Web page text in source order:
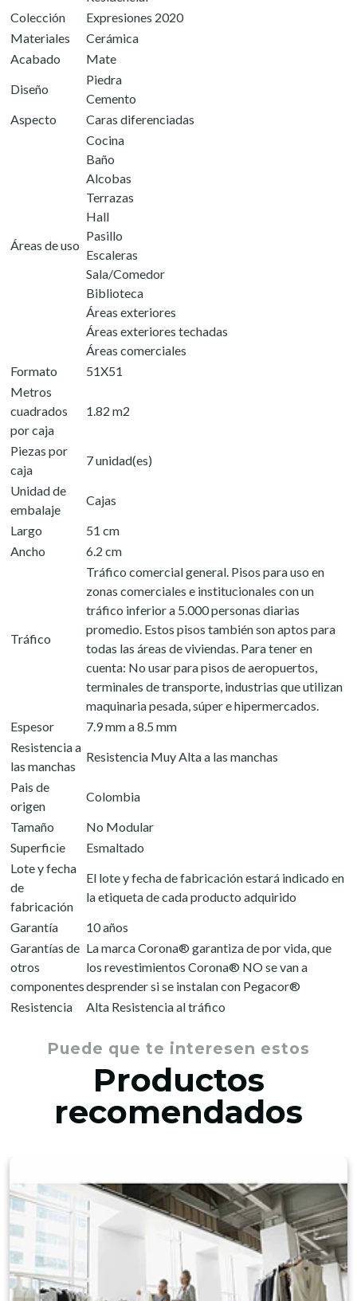
Colección
Expresiones 2020
Materiales
Cerámica
Acabado
Mate
Diseño
Piedra
Cemento
Aspecto
Caras diferenciadas
Áreas de uso
Cocina
Baño
Alcobas
Terrazas
Hall
Pasillo
Escaleras
Sala/Comedor
Biblioteca
Áreas exteriores
Áreas exteriores techadas
Áreas comerciales
Formato
51X51
Metros
cuadrados
por caja
1.82 m2
Piezas por
caja
7 unidad(es)
Unidad de
embalaje
Cajas
Largo
51 cm
Ancho
6.2 cm
Tráfico
Tráfico comercial general. Pisos para uso en
zonas comerciales e institucionales con un
tráfico inferior a 5.000 personas diarias
promedio. Estos pisos también son aptos para
todas las áreas de viviendas. Para tener en
cuenta: No usar para pisos de aeropuertos,
terminales de transporte, industrias que utilizan
maquinaria pesada, súper e hipermercados.
Espesor
7.9 mm a 8.5 mm
Resistencia a
las manchas
Resistencia Muy Alta a las manchas
Pais de
origen
Colombia
Tamaño
No Modular
Superficie
Esmaltado
Lote y fecha
de
fabricación
El lote y fecha de fabricación estará indicado en
la etiqueta de cada producto adquirido
Garantía
10 años
Garantías de
otros
componentes
La marca Corona® garantiza de por vida, que
los revestimientos Corona® NO se van a
desprender si se instalan con Pegacor®
Resistencia
Alta Resistencia al tráfico
Puede que te interesen estos
Productos
recomendados